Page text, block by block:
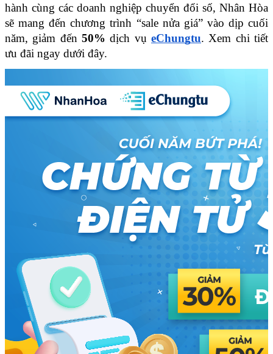
hành cùng các doanh nghiệp chuyển đổi số, Nhân Hòa
sẽ mang đến chương trình “sale nửa giá” vào dịp cuối
năm, giảm đến 50% dịch vụ eChungtu. Xem chi tiết
ưu đãi ngay dưới đây.